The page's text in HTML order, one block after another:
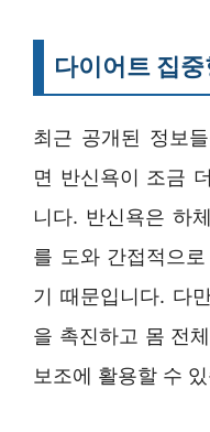
다이어트 집
최근 공개된 정보
면 반신욕이 조금
니다. 반신욕은 하
를 도와 간접적으
기 때문입니다. 다
을 촉진하고 몸 전
보조에 활용할 수